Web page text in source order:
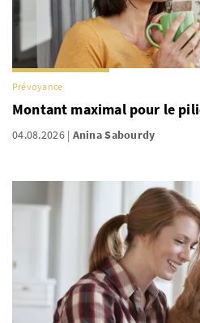
Prévoyance
Montant maximal pour le
04.08.2026 Anina Sabourdy